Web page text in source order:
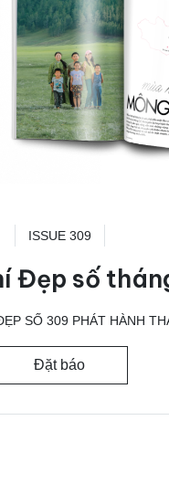
ISSUE 309
Đẹp số
SỐ 309 PHÁT HÀNH
Đặt báo